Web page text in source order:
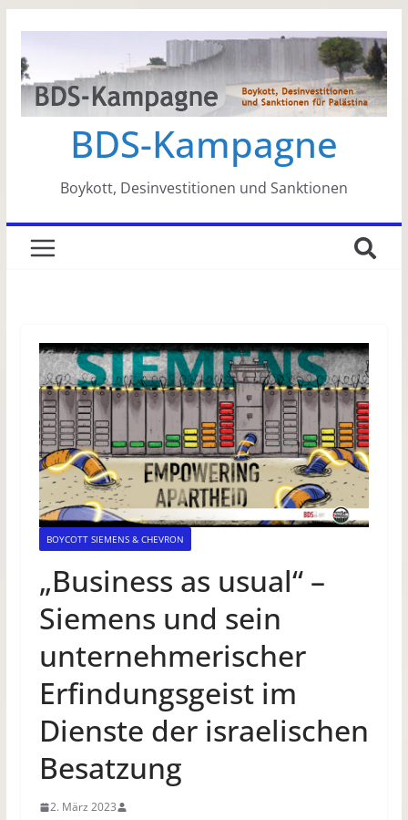
springen
BDS-Kampagne
Boykott, Desinvestitionen und Sanktionen
BOYCOTT SIEMENS & CHEVRON
„Business as usual“ –
Siemens und sein
unternehmerischer
Erfindungsgeist im
Dienste der israelischen
Besatzung
2. März 2023